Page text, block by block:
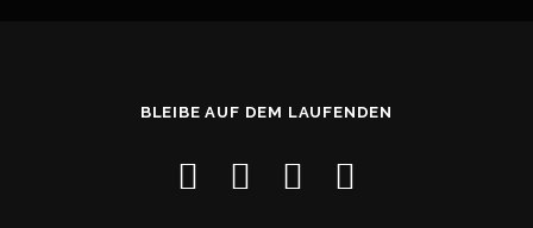
BLEIBE AUF DEM LAUFENDEN